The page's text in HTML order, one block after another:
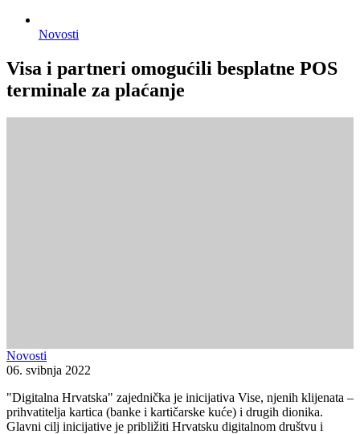
Novosti
Visa i partneri omogućili besplatne POS
terminale za plaćanje
Novosti
06. svibnja 2022
"Digitalna Hrvatska" zajednička je inicijativa Vise, njenih klijenata –
prihvatitelja kartica (banke i kartičarske kuće) i drugih dionika.
Glavni cilj inicijative je približiti Hrvatsku digitalnom društvu i